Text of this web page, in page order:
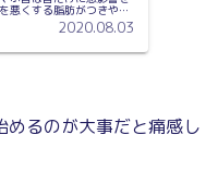
悪くする脂肪がつきやす
スマホ首を改善すると疲
2020.08.03
めるのが大事だと痛感し